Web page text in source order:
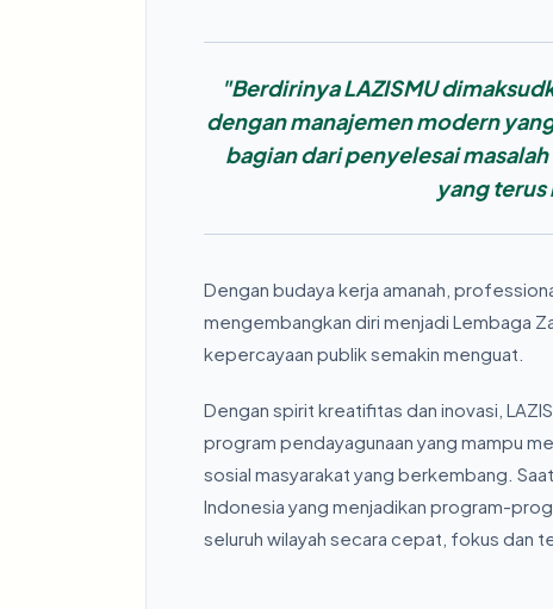
"Berdirinya LAZISMU
dengan manajemen modern
bagian dari penyelesai
yang
Dengan budaya kerja amanah,
mengembangkan diri menjadi Lembaga
kepercayaan publik semakin menguat.
Dengan spirit kreatifitas dan inovasi,
program pendayagunaan yang mampu
sosial masyarakat yang berkembang.
Indonesia yang menjadikan program-
seluruh wilayah secara cepat, fokus dan